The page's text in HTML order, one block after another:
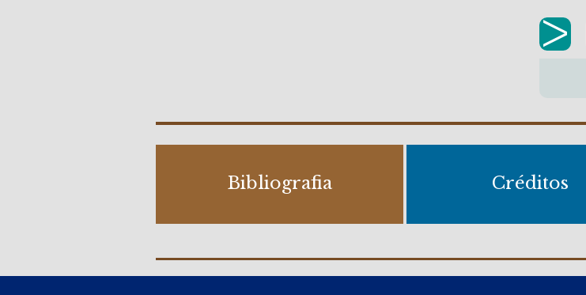
>
Bibliografia Créditos